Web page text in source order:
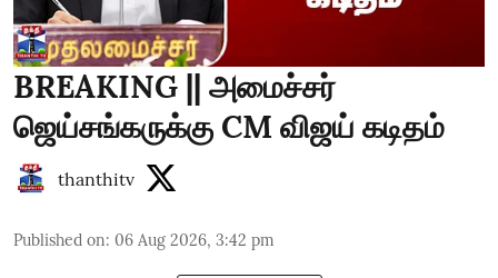
BREAKING || அமைச்சர்
ஜெய்சங்கருக்கு CM விஜய் கடிதம்
thanthitv
Published on: 06 Aug 2026, 3:42 pm